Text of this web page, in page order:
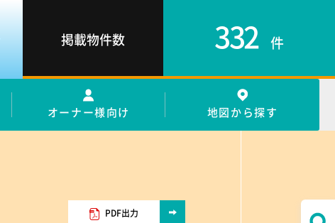
掲載物件数 332 件
オーナー様向け 地図から探す
PDF出力